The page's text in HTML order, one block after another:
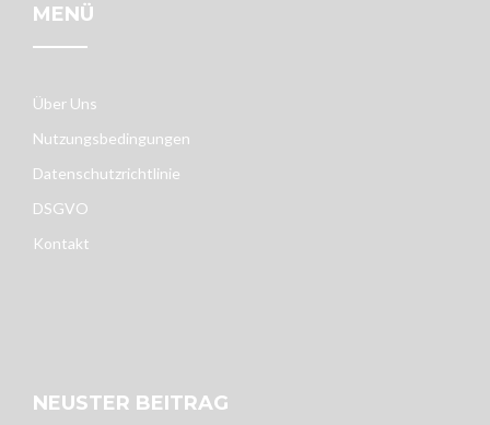
MENÜ
Über Uns
Nutzungsbedingungen
Datenschutzrichtlinie
DSGVO
Kontakt
NEUSTER BEITRAG